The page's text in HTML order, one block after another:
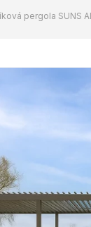
pergola SUNS